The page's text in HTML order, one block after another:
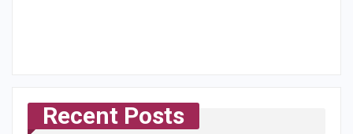
Recent Posts